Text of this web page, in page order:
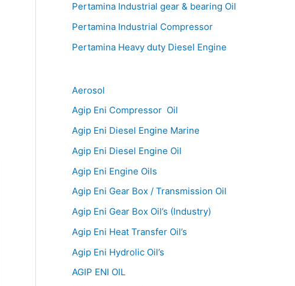
Pertamina Industrial gear & bearing Oil
Pertamina Industrial Compressor
Pertamina Heavy duty Diesel Engine
Aerosol
Agip Eni Compressor Oil
Agip Eni Diesel Engine Marine
Agip Eni Diesel Engine Oil
Agip Eni Engine Oils
Agip Eni Gear Box / Transmission Oil
Agip Eni Gear Box Oil’s (Industry)
Agip Eni Heat Transfer Oil’s
Agip Eni Hydrolic Oil’s
AGIP ENI OIL